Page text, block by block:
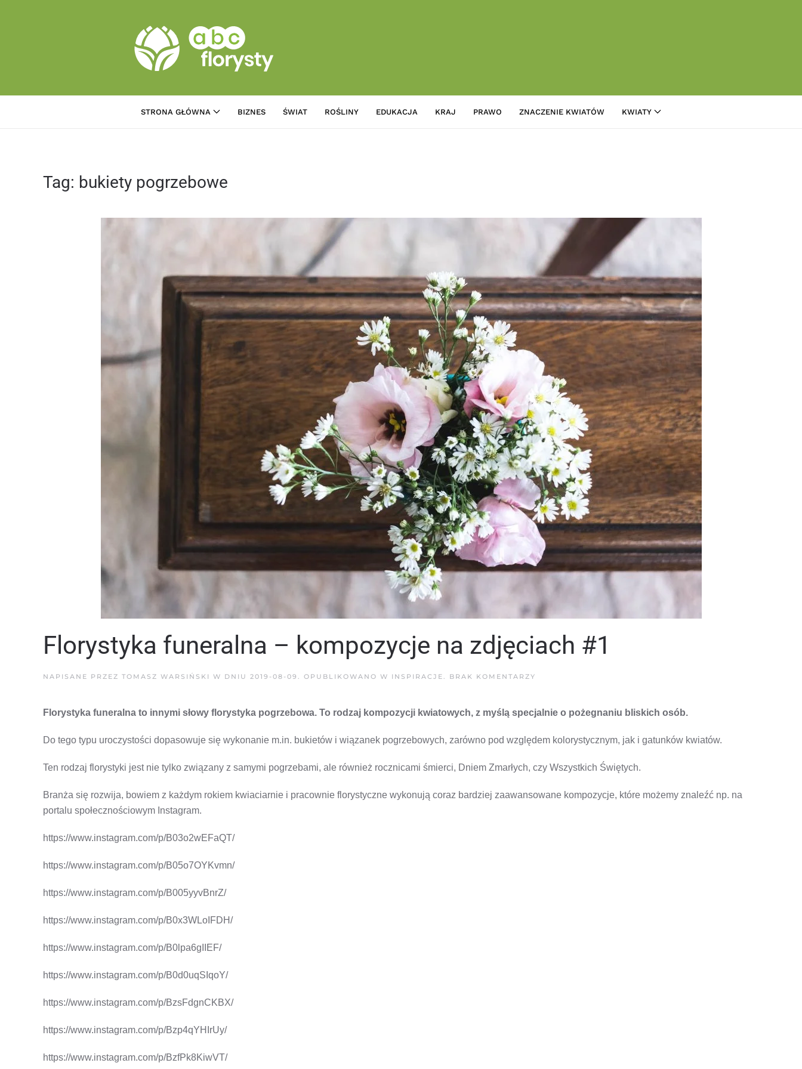
STRONA GŁÓWNA BIZNES ŚWIAT ROŚLINY EDUKACJA KRAJ PRAWO ZNACZENIE KWIATÓW KWIATY
Tag: bukiety pogrzebowe
Florystyka funeralna – kompozycje na zdjęciach #1
NAPISANE PRZEZ TOMASZ WARSIŃSKI W DNIU 2019-08-09 . OPUBLIKOWANO W INSPIRACJE. BRAK KOMENTARZY
KOMPOZYCJE
NA
#1
Florystyka funeralna to innymi słowy florystyka pogrzebowa. To rodzaj kompozycji kwiatowych, z myślą specjalnie o pożegnaniu bliskich osób.
Do tego typu uroczystości dopasowuje się wykonanie m.in. bukietów i wiązanek pogrzebowych, zarówno pod względem kolorystycznym, jak i gatunków kwiatów.
Ten rodzaj florystyki jest nie tylko związany z samymi pogrzebami, ale również rocznicami śmierci, Dniem Zmarłych, czy Wszystkich Świętych.
Branża się rozwija, bowiem z każdym rokiem kwiaciarnie i pracownie florystyczne wykonują coraz bardziej zaawansowane kompozycje, które możemy znaleźć np. na
portalu społecznościowym Instagram.
https://www.instagram.com/p/B03o2wEFaQT/
https://www.instagram.com/p/B05o7OYKvmn/
https://www.instagram.com/p/B005yyvBnrZ/
https://www.instagram.com/p/B0x3WLoIFDH/
https://www.instagram.com/p/B0lpa6gIIEF/
https://www.instagram.com/p/B0d0uqSIqoY/
https://www.instagram.com/p/BzsFdgnCKBX/
https://www.instagram.com/p/Bzp4qYHIrUy/
https://www.instagram.com/p/BzfPk8KiwVT/